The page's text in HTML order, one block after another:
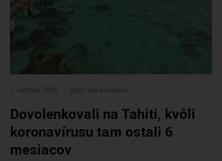
7. októbra 2020 autor Hana Hudson
Dovolenkovali na Tahiti, kvôli
koronavírusu tam ostali 6
mesiacov